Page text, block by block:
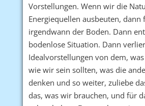
Vorstellungen. Wenn wir die
Energiequellen ausbeuten, dann
irgendwann der Boden. Dann
bodenlose Situation. Dann
Idealvorstellungen von dem,
wie wir sein sollten, was die
denken und so weiter, zuliebe
das, was wir brauchen, und für